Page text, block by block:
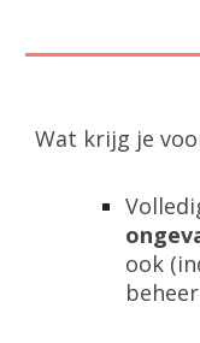
Wat krijg je
ook